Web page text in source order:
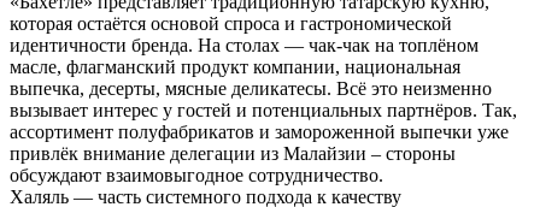
которая остаётся основой спроса и гастрономической
идентичности бренда. На столах — чак-чак на топлёном
масле, флагманский продукт компании, национальная
выпечка, десерты, мясные деликатесы. Всё это неизменно
вызывает интерес у гостей и потенциальных партнёров. Так,
ассортимент полуфабрикатов и замороженной выпечки уже
привлёк внимание делегации из Малайзии – стороны
обсуждают взаимовыгодное сотрудничество.
Халяль — часть системного подхода к качеству